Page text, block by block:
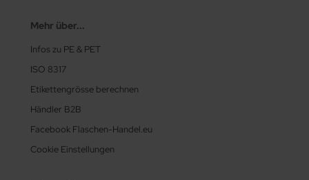
Mehr über...
Infos zu PE & PET
ISO 8317
Etikettengrösse berechnen
Händler B2B
Facebook Flaschen-Handel.eu
Cookie Einstellungen